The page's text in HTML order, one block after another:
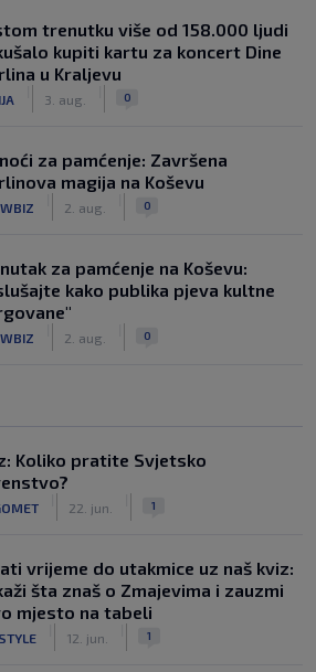
trenutku više od 158.000 ljudi
kupiti kartu za koncert Dine
u Kraljevu
3. aug. 0
za pamćenje: Završena
magija na Koševu
2. aug. 0
za pamćenje na Koševu:
kako publika pjeva kultne
2. aug. 0
Koliko pratite Svjetsko
22. jun. 1
vrijeme do utakmice uz naš kviz:
šta znaš o Zmajevima i zauzmi
mjesto na tabeli
12. jun. 1